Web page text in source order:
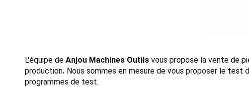
L'équipe de Anjou Machines Outils vous propose la vente de
production. Nous sommes en mesure de vous proposer le
programmes de test.